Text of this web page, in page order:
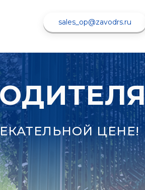
sales_op@zavodrs.ru
ЦЕНЕ!